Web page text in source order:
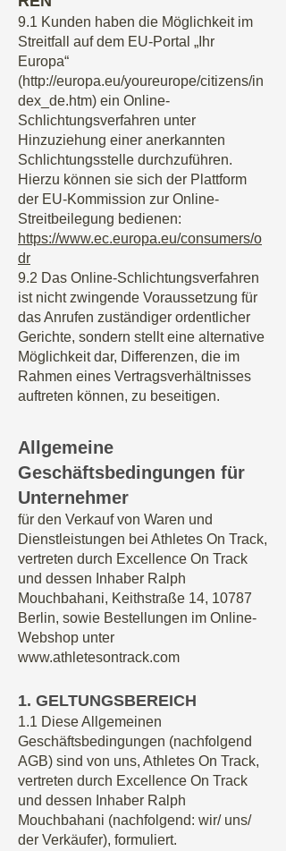
9.1 Kunden haben die Möglichkeit im
Streitfall auf dem EU-Portal „Ihr
Europa“
(http://europa.eu/youreurope/citizens/in
dex_de.htm) ein Online-
Schlichtungsverfahren unter
Hinzuziehung einer anerkannten
Schlichtungsstelle durchzuführen.
Hierzu können sie sich der Plattform
der EU-Kommission zur Online-
Streitbeilegung bedienen:
https://www.ec.europa.eu/consumers/o
dr
9.2 Das Online-Schlichtungsverfahren
ist nicht zwingende Voraussetzung für
das Anrufen zuständiger ordentlicher
Gerichte, sondern stellt eine alternative
Möglichkeit dar, Differenzen, die im
Rahmen eines Vertragsverhältnisses
auftreten können, zu beseitigen.
Allgemeine
Geschäftsbedingungen für
Unternehmer
für den Verkauf von Waren und
Dienstleistungen bei Athletes On Track,
vertreten durch Excellence On Track
und dessen Inhaber Ralph
Mouchbahani, Keithstraße 14, 10787
Berlin, sowie Bestellungen im Online-
Webshop unter
www.athletesontrack.com
1. GELTUNGSBEREICH
1.1 Diese Allgemeinen
Geschäftsbedingungen (nachfolgend
AGB) sind von uns, Athletes On Track,
vertreten durch Excellence On Track
und dessen Inhaber Ralph
Mouchbahani (nachfolgend: wir/ uns/
der Verkäufer), formuliert.